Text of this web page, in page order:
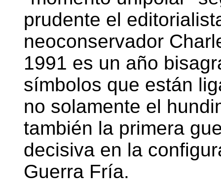
prudente el
neoconservador
1991 es un año
símbolos que están
no solamente el
también la primera
decisiva en la
Guerra Fría.